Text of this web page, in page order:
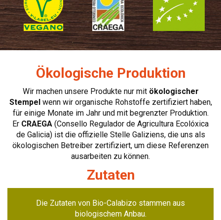
Ökologische Produktion
Wir machen unsere Produkte nur mit ökologischer
Stempelwenn wir organische Rohstoffe zertifiziert haben,
für einige Monate im Jahr und mit begrenzter Produktion.
Er CRAEGA (Consello Regulador de Agricultura Ecolóxica
de Galicia) ist die offizielle Stelle Galiziens, die uns als
ökologischen Betreiber zertifiziert, um diese Referenzen
ausarbeiten zu können.
Zutaten
Die Zutaten von Bio-Calabizo stammen aus
biologischem Anbau.